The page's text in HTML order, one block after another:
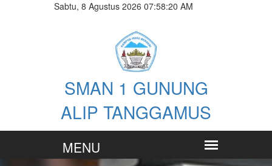
Sabtu, 8 Agustus 2026 07:58:20 AM
SMAN 1 GUNUNG
ALIP TANGGAMUS